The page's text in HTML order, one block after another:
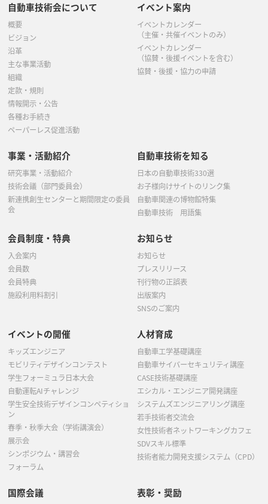
自動車技術会について
概要
ビジョン
沿革
主な事業活動
組織
定款・規則
情報開示・公告
各種お手続き
ペーパーレス促進活動
イベント案内
イベントカレンダー
（主催・共催イベントのみ）
イベントカレンダー
（協賛・後援イベントを含む）
協賛・後援・協力の申請
事業・活動紹介
研究事業・活動紹介
技術会議（部門委員会）
新連携創生センターと期間限定の委員
会
自動車技術を知る
日本の自動車技術330選
お子様向けサイトのリンク集
自動車関連の博物館特集
自動車技術 用語集
会員制度・特典
入会案内
会員数
会員特典
施設利用料割引
お知らせ
お知らせ
プレスリリース
刊行物の正誤表
出版案内
SNSのご案内
イベントの開催
キッズエンジニア
モビリティデザインコンテスト
学生フォーミュラ日本大会
自動運転AIチャレンジ
学生安全技術デザインコンペティショ
ン
春季・秋季大会（学術講演会）
展示会
シンポジウム・講習会
フォーラム
人材育成
自動車工学基礎講座
自動車サイバーセキュリティ講座
CASE技術基礎講座
エシカル・エンジニア開発講座
システムズエンジニアリング講座
若手技術者交流会
女性技術者ネットワーキングカフェ
SDVスキル標準
技術者能力開発支援システム（CPD）
国際会議 表彰・奨励